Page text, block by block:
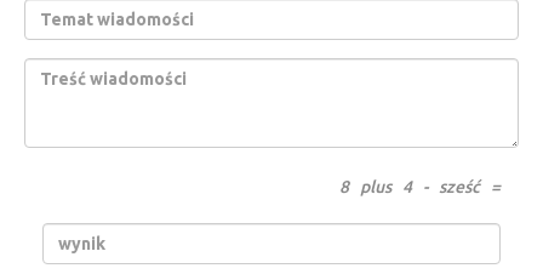
8 plus 4 - sześć =